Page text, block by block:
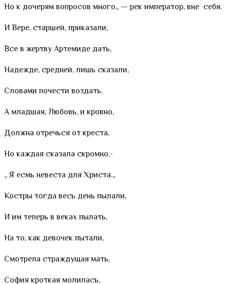
Но к дочерям вопросов много,, — рек император, вне себя.
И Вере, старшей, приказали,
Все в жертву Артемиде дать,
Надежде, средней, лишь сказали,
Словами почести воздать.
А младшая, Любовь, и кровно,
Должна отречься от креста,
Но каждая сказала скромно,-
,, Я есмь невеста для Христа.,,
Костры тогда весь день пылали,
И им теперь в веках пылать,
На то, как девочек пытали,
Смотрела страждущая мать,
София кроткая молилась,